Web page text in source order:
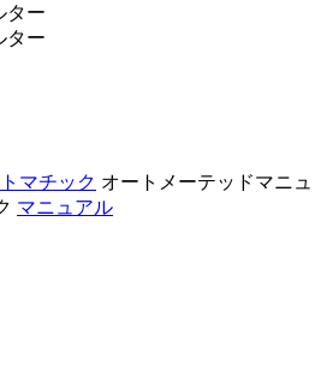
ター
ター
マチック オートメーテッドマニュ
マニュアル